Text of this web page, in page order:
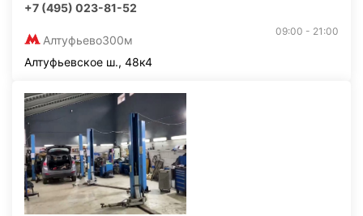
+7 (495) 023-81-52
Алтуфьево300м
09:00 - 21:00
Алтуфьевское ш., 48к4